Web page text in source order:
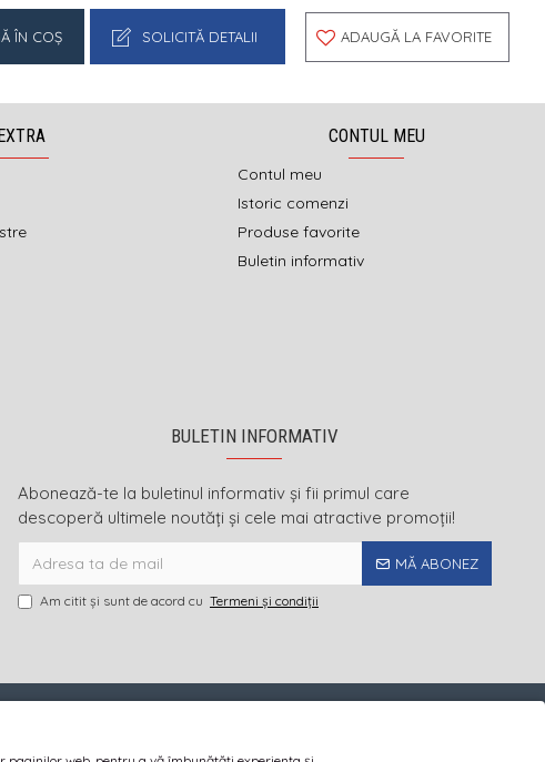
ÎN COŞ SOLICITĂ DETALII ADAUGĂ LA FAVORITE
EXTRA CONTUL MEU
Contul meu
Istoric comenzi
Produse favorite
Buletin informativ
BULETIN INFORMATIV
Abonează-te la buletinul informativ și fii primul care
descoperă ultimele noutăți și cele mai atractive promoții!
MĂ ABONEZ
Am citit şi sunt de acord cu Termeni și condiții